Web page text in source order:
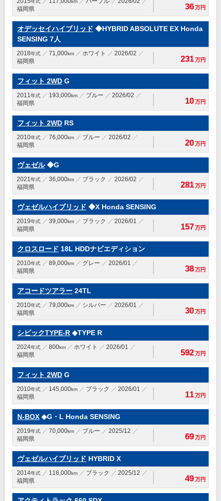
年式 km
福岡県
36万円
オデッセイハイブリッド ◆HYBRID ABSOLUTE EX Honda
SENSING 7人
2018年式 71,000km ホワイト
2026/02
福岡県
231万円
フィット 2WD G
2011年式 193,000km ブルー
2026/02
福岡県
10万円
フィット 2WD RS
2010年式 76,000km ブルー
2026/02
福岡県
20万円
ヴェゼル◆G
2021年式 36,000km ブラック
2026/02
福岡県
281万円
ヴェゼルハイブリッド ◆X Honda SENSING
2019年式 39,000km ブラック
2026/01
福岡県
157万円
クロスロード 18L HDDナビエディション
2010年式 89,000km グレー
2026/01
福岡県
38万円
アコードツアラー 24TL
2010年式 79,000km シルバー
2026/01
福岡県
30万円
シビックTYPE-R ◆TYPE R
2024年式 800km ホワイト
2026/01
福岡県
592万円
フィット 2WD G
2010年式 145,000km ブラック
2026/01
福岡県
11万円
N-BOX ◆G・L Honda SENSING
2019年式 70,000km ブルー
2025/12
福岡県
69万円
ヴェゼルハイブリッド HYBRID X
2014年式 116,000km ブラック
2025/12
福岡県
49万円